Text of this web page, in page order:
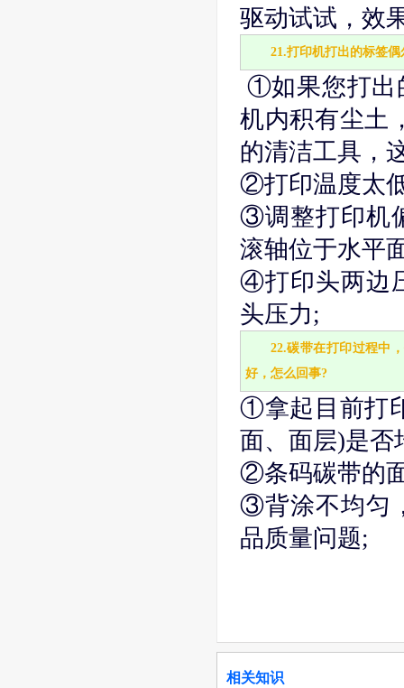
驱动试试，效
21.打印机打出的标签
①如果您打出
机内积有尘土
的清洁工具，
②打印温度太
③调整打印机
滚轴位于水平
④打印头两边
头压力;
22.碳带在打印过程中
好，怎么回事?
①拿起目前打
面、面层)是否
②条码碳带的
③背涂不均匀
品质量问题;
相关知识